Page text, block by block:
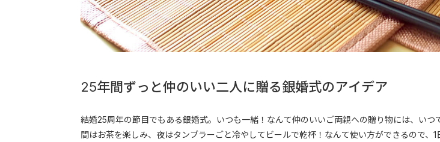
25年間ずっと仲のいい二人に贈る銀婚式のアイデア
結婚25周年の節目でもある銀婚式。いつも一緒！なんて仲のいいご両親への贈り物には、い
間はお茶を楽しみ、夜はタンブラーごと冷やしてビールで乾杯！なんて使い方ができるので、1